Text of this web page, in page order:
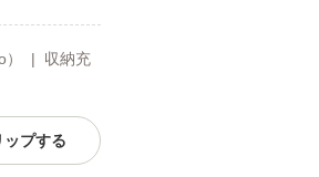
） | 収納充
プする